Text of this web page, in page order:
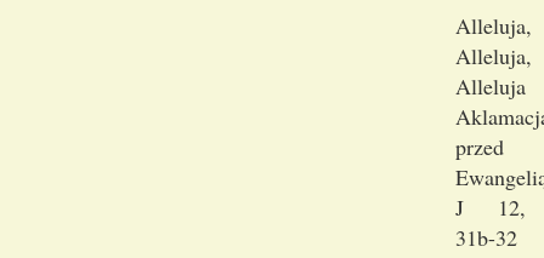
Alleluja,
Alleluja,
Alleluja
przed
J 12,
31b-32